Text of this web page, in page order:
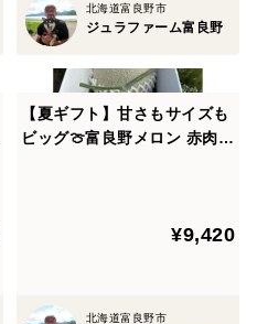
北海道富良野市
ジュラファーム富良野
【夏ギフト】甘さもサイズも
ビッグ🍈富良野メロン 赤肉3
¥9,420
北海道富良野市